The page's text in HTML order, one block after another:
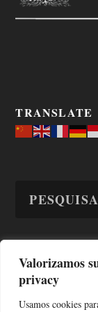
Valorizamos
privacy
Usamos cookies
TRANSLATE
TODAS OS